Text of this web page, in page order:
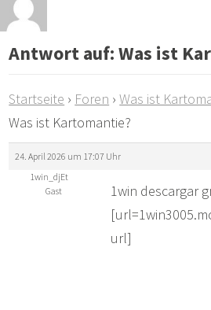
Antwort auf: Was ist
Startseite › Foren › Was ist
Was ist Kartomantie?
24. April 2026 um 17:07 Uhr
1win_djEt
Gast
1win descargar
url]